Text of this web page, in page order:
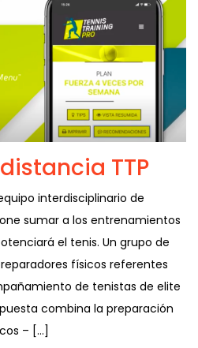
TTP
interdisciplinario de
sumar a los entrenamientos
el tenis. Un grupo de
físicos referentes
de tenistas de elite
combina la preparación
– […]